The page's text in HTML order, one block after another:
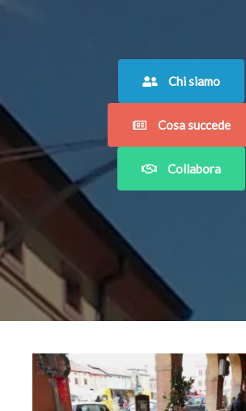
Chi siamo
Cosa succede
Collabora